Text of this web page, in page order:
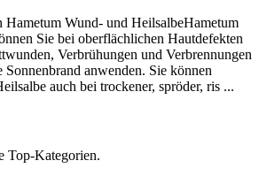
Wund- und HeilsalbeHametum
Sie bei oberflächlichen Hautdefekten
Verbrühungen und Verbrennungen
Sonnenbrand anwenden. Sie können
auch bei trockener, spröder, ris ...
Top-Kategorien.